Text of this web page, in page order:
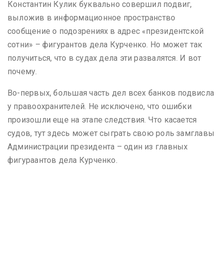
Константин Кулик буквально совершил подвиг,
выложив в информационное пространство
сообщение о подозрениях в адрес «президентской
сотни» – фигурантов дела Курченко. Но может так
получиться, что в судах дела эти развалятся. И вот
почему.
Во-первых, большая часть дел всех банков подвисла
у правоохранителей. Не исключено, что ошибки
произошли еще на этапе следствия. Что касается
судов, тут здесь может сыграть свою роль замглавы
Администрации президента – один из главных
фигураантов дела Курченко.